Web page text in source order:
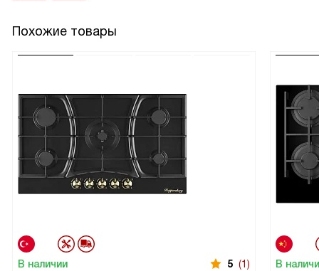
Похожие товары
В наличии 5 (1) В